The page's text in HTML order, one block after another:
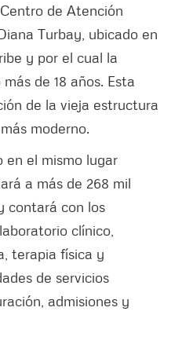
de Atención
Turbay, ubicado en
y por el cual la
de 18 años. Esta
de la vieja estructura
moderno.
en el mismo lugar
a más de 268 mil
contará con los
clínico,
terapia física y
de servicios
admisiones y